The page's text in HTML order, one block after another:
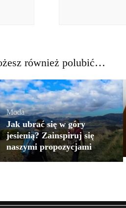
również polubić…
Moda
Jak ubrać się w góry
jesienią? Zainspiruj się
naszymi propozycjami